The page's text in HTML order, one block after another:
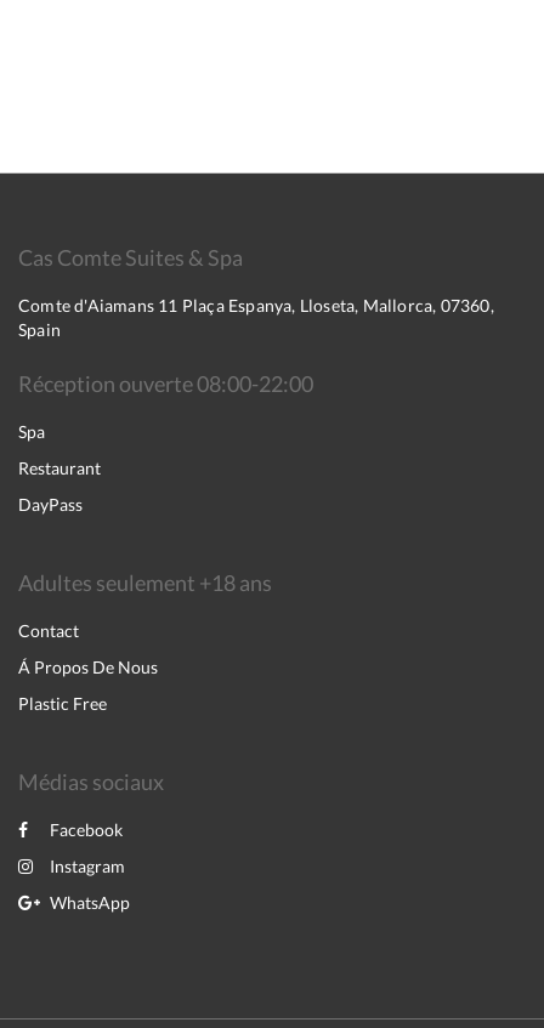
Cas Comte Suites & Spa
Comte d'Aiamans 11 Plaça Espanya, Lloseta, Mallorca, 07360,
Spain
Réception ouverte 08:00-22:00
Spa
Restaurant
DayPass
Adultes seulement +18 ans
Contact
Á Propos De Nous
Plastic Free
Médias sociaux
Facebook
Instagram
WhatsApp